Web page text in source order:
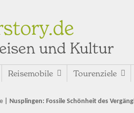
und Kultur
Reisemobile Tourenziele
Nusplingen: Fossile Schönheit des